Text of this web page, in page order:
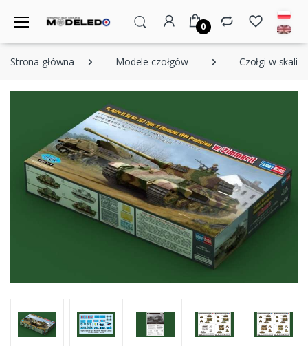
0
Strona główna Modele czołgów Czołgi w skali